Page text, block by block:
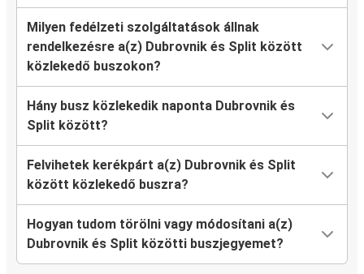
Milyen fedélzeti szolgáltatások állnak
rendelkezésre a(z) Dubrovnik és Split között
közlekedő buszokon?
Hány busz közlekedik naponta Dubrovnik és
Split között?
Felvihetek kerékpárt a(z) Dubrovnik és Split
között közlekedő buszra?
Hogyan tudom törölni vagy módosítani a(z)
Dubrovnik és Split közötti buszjegyemet?